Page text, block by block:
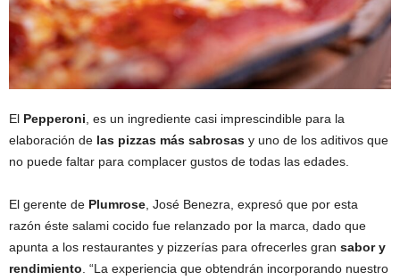
El Pepperoni , es un ingrediente casi imprescindible para la
elaboración de las pizzas más sabrosas y uno de los aditivos que
no puede faltar para complacer gustos de todas las edades.
El gerente de Plumrose , José Benezra, expresó que por esta
razón éste salami cocido fue relanzado por la marca, dado que
apunta a los restaurantes y pizzerías para ofrecerles gran sabor y
rendimiento . “La experiencia que obtendrán incorporando nuestro